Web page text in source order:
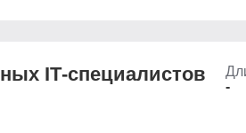
IT‑специалистов
-